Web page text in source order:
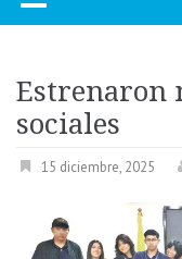
Estrenaron
sociales
15 diciembre, 2025